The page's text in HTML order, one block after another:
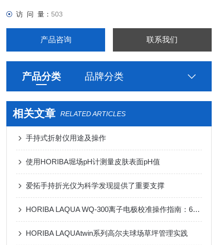
访 问 量： 503
产品咨询 联系我们
产品分类 品牌分类
相关文章 RELATED ARTICLES
手持式折射仪用途及操作
使用HORIBA堀场pH计测量皮肤表面pH值
爱拓手持折光仪为科学发现提供了重要支撑
HORIBA LAQUA WQ-300离子电极校准操作指南：6步高效通关清单
HORIBA LAQUAtwin系列高尔夫球场草坪管理实践